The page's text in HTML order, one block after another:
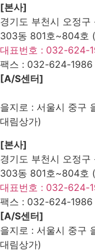
[본사]
경기도 부천시 오정
303동 801호~804호
대표번호 : 032-624-
팩스 : 032-624-1986
[A/S센터]
을지로 : 서울시 중구
대림상가)
[본사]
경기도 부천시 오정
303동 801호~804호
대표번호 : 032-624-
팩스 : 032-624-1986
[A/S센터]
을지로 : 서울시 중구
대림상가)